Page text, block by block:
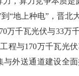
“地上种电”，晋北
万千瓦光伏与33万
程与170万千瓦光
与外送通道建设全